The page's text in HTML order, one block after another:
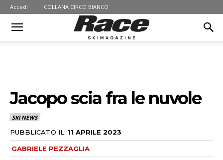
Accedi COLLANA CIRCO BIANCO
Jacopo scia fra le nuvole
SKI NEWS
PUBBLICATO IL: 11 APRILE 2023
GABRIELE PEZZAGLIA